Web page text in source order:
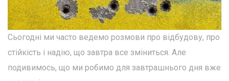
Сьогодні ми часто ведемо розмови про відбудову, про
стійкість і надію, що завтра все зміниться. Але
подивимось, що ми робимо для завтрашнього дня вже